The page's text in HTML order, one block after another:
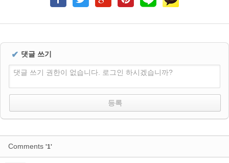
✔ 댓글 쓰기
댓글 쓰기 권한이 없습니다. 로그인 하시겠습니까?
Comments '1'